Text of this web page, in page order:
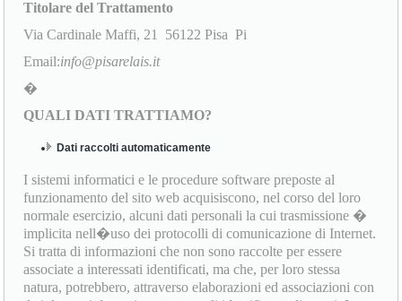
Titolare del Trattamento
Via Cardinale Maffi, 21 56122 Pisa Pi
Email:info@pisarelais.it
�
QUALI DATI TRATTIAMO?
Dati raccolti automaticamente
I sistemi informatici e le procedure software preposte al
funzionamento del sito web acquisiscono, nel corso del loro
normale esercizio, alcuni dati personali la cui trasmissione �
implicita nell�uso dei protocolli di comunicazione di Internet.
Si tratta di informazioni che non sono raccolte per essere
associate a interessati identificati, ma che, per loro stessa
natura, potrebbero, attraverso elaborazioni ed associazioni con